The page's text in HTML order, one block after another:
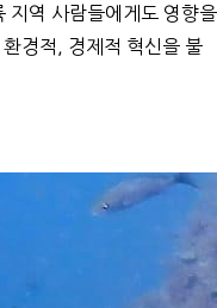
지역 사람들에게도 영향을
경적, 경제적 혁신을 불